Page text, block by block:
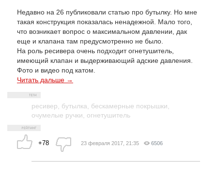
Недавно на 26 публиковали статью про бутылку. Но мне
такая конструкция показалась ненадежной. Мало того,
что возникает вопрос о максимальном давлении, дак
еще и клапана там предусмотренно не было.
На роль ресивера очень подходит огнетушитель,
имеющий клапан и выдерживающий адские давления.
Фото и видео под катом.
Читать дальше →
ресивер, бутылка, бескамерные покрышки,
очумелые ручки, огнетушитель
+78 23 февраля 2017, 21:35 6506